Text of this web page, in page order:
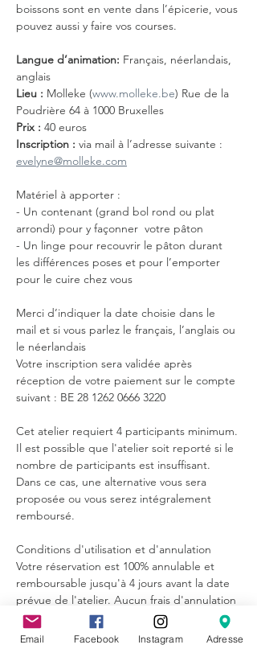
boissons sont en vente dans l’épicerie, vous
pouvez aussi y faire vos courses.
Langue d’animation: Français, néerlandais,
anglais
Lieu : Molleke (www.molleke.be) Rue de la
Poudrière 64 à 1000 Bruxelles
Prix : 40 euros
Inscription : via mail à l’adresse suivante :
evelyne@molleke.com
Matériel à apporter :
- Un contenant (grand bol rond ou plat
arrondi) pour y façonner  votre pâton
- Un linge pour recouvrir le pâton durant
les différences poses et pour l’emporter
pour le cuire chez vous
Merci d’indiquer la date choisie dans le
mail et si vous parlez le français, l’anglais ou
le néerlandais
Votre inscription sera validée après
réception de votre paiement sur le compte
suivant : BE 28 1262 0666 3220
Cet atelier requiert 4 participants minimum.
Il est possible que l'atelier soit reporté si le
nombre de participants est insuffisant.
Dans ce cas, une alternative vous sera
proposée ou vous serez intégralement
remboursé.
Conditions d'utilisation et d'annulation
Votre réservation est 100% annulable et
remboursable jusqu'à 4 jours avant la date
prévue de l'atelier. Aucun frais d'annulation
ne sera appliqué. Passé ce délai, votre
réservation est non annulable et non
Email Facebook Instagram Adresse